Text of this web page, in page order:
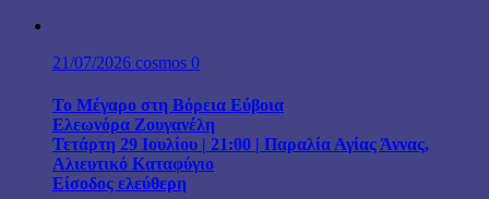
21/07/2026 cosmos 0
Το Μέγαρο στη Βόρεια Εύβοια
Ελεωνόρα Ζουγανέλη
Τετάρτη 29 Ιουλίου | 21:00 | Παραλία Αγίας Άννας,
Αλιευτικό Καταφύγιο
Είσοδος ελεύθερη